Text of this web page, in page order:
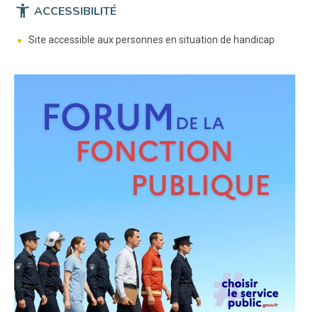
accessibility_new ACCESSIBILITÉ
Site accessible aux personnes en situation de handicap